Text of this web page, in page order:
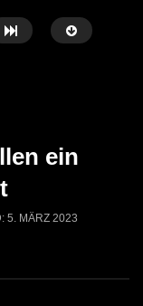
ein
5. MÄRZ 2023